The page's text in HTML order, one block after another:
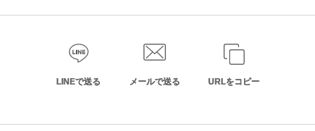
LINEで送る メールで送る URLをコピー